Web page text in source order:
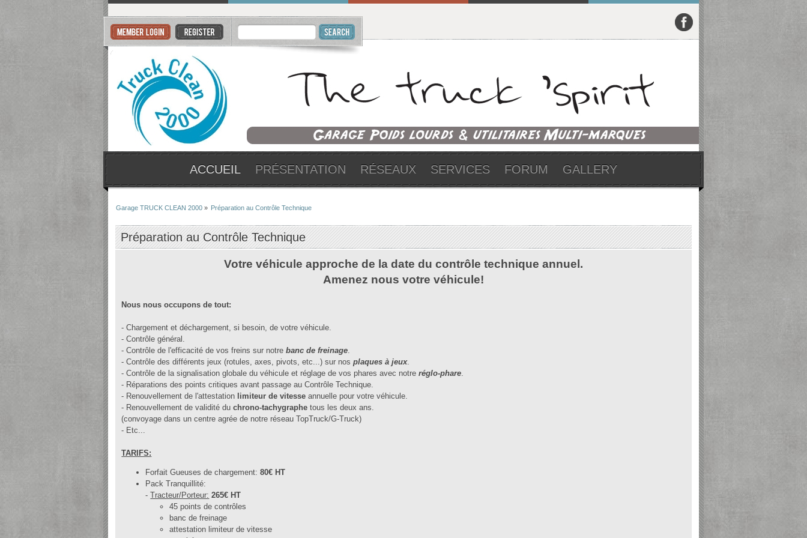
ACCUEIL PRÉSENTATION RÉSEAUX SERVICES FORUM GALLERY
Garage TRUCK CLEAN 2000» Préparation au Contrôle Technique
Préparation au Contrôle Technique
Votre véhicule approche de la date du contrôle technique annuel.
Amenez nous votre véhicule!
Nous nous occupons de tout:
- Chargement et déchargement, si besoin, de votre véhicule.
- Contrôle général.
- Contrôle de l'efficacité de vos freins sur notrebanc de freinage
- Contrôle des différents jeux (rotules, axes, pivots, etc...) sur nosplaques à jeux.
- Contrôle de la signalisation globale du véhicule et réglage de vos phares avec notreréglo-phare
- Réparations des points critiques avant passage au Contrôle Technique.
- Renouvellement de l'attestation limiteur de vitesse annuelle pour votre véhicule.
- Renouvellement de validité duchrono-tachygraphe tous les deux ans.
(convoyage dans un centre agrée de notre réseau TopTruck/G-Truck)
- Etc...
TARIFS:
Forfait Gueuses de chargement:80€ HT
Pack Tranquillité:
-Tracteur/Porteur: 265€ HT
45 points de contrôles
banc de freinage
attestation limiteur de vitesse